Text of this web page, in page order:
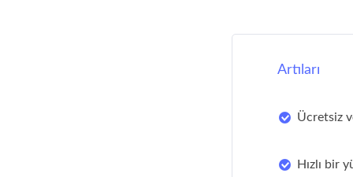
Artıları
Ücretsiz
Hızlı bir